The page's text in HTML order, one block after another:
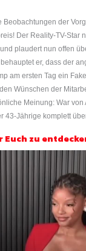
Beobachtungen der
Der Reality-TV-Star
plaudert nun offen
er, dass der
am ersten Tag ein
Wünschen der
Meinung: War
43-Jährige komplett
Euch zu